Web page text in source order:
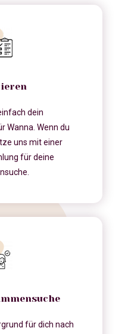
dein
Wanna. Wenn du
uns mit einer
für deine
für dich nach